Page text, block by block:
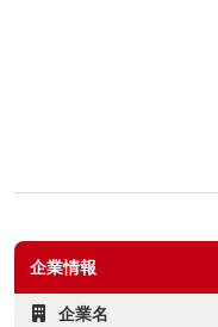
企業情報
企業名